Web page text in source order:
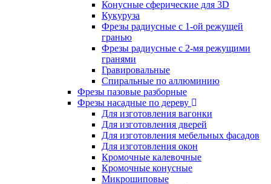
Конусные сферические для 3D
Кукуруза
Фрезы радиусные с 1-ой режущей
гранью
Фрезы радиусные с 2-мя режущими
гранями
Гравировальные
Cпиральные по аллюминию
Фрезы пазовые разборные
Фрезы насадные по дереву
Для изготовления вагонки
Для изготовления дверей
Для изготовления мебельных фасадов
Для изготовления окон
Кромочные калевочные
Кромочные конусные
Микрошиповые